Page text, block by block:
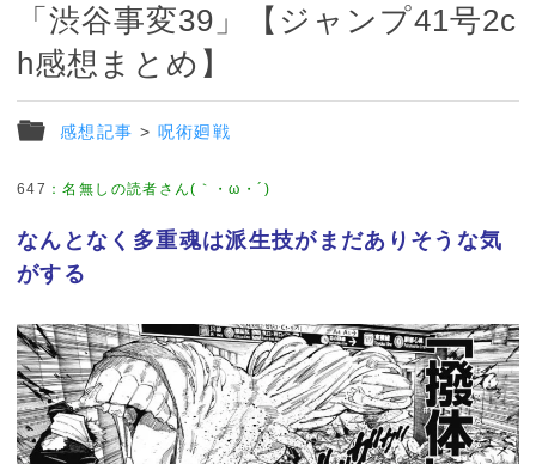
「渋谷事変39」【ジャンプ41号2c
h感想まとめ】
感想記事 > 呪術廻戦
647 ：名無しの読者さん(｀・ω・´)
なんとなく多重魂は派生技がまだありそうな気
がする